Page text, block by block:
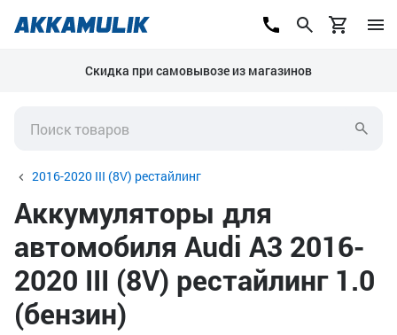
Скидка при самовывозе из магазинов
2016-2020 III (8V) рестайлинг
Аккумуляторы для
автомобиля Audi A3 2016-
2020 III (8V) рестайлинг 1.0
(бензин)